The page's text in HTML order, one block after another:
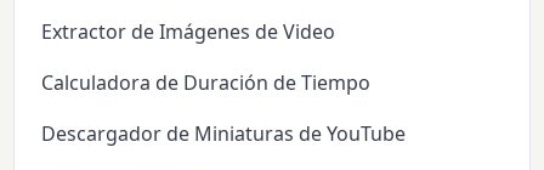
Extractor de Imágenes de Video
Calculadora de Duración de Tiempo
Descargador de Miniaturas de YouTube